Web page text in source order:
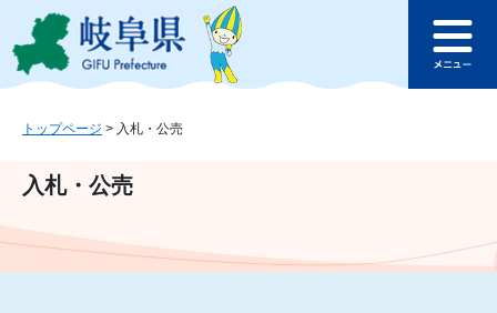
ジ
ュ
文
このページの本文へ
ュ
トップページ > 入札・公売
入札・公売